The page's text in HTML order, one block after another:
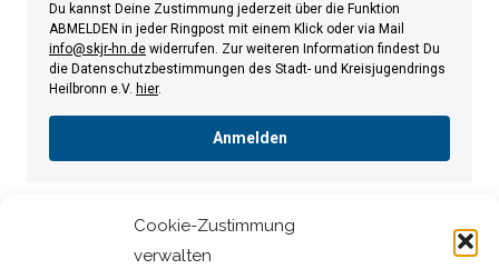
Cookie-Zustimmung
verwalten
Du kannst Deine Zustimmung jederzeit über die Funktion
ABMELDEN in jeder Ringpost mit einem Klick oder via Mail
info@skjr-hn.de widerrufen. Zur weiteren Information findest Du
die Datenschutzbestimmungen des Stadt- und Kreisjugendrings
Heilbronn e.V. hier.
Anmelden